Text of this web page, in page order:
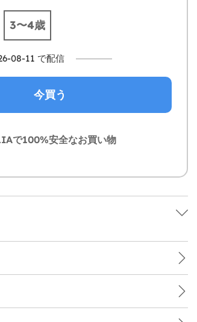
3〜4歳
08-11 で配信
今買う
で100%安全なお買い物